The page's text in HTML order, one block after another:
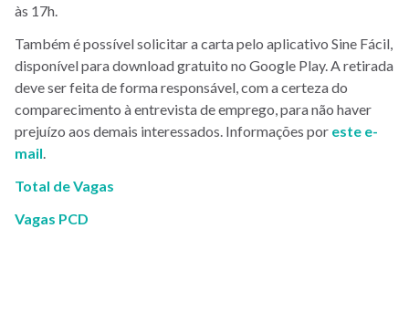
às 17h.
Também é possível solicitar a carta pelo aplicativo Sine Fácil,
disponível para download gratuito no Google Play. A retirada
deve ser feita de forma responsável, com a certeza do
comparecimento à entrevista de emprego, para não haver
prejuízo aos demais interessados. Informações por este e-
mail
Total de Vagas
Vagas PCD